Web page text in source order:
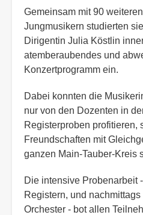
Gemeinsam mit 90
Jungmusikern studierten
Dirigentin Julia Köstlin
atemberaubendes und
Konzertprogramm ein.
Dabei konnten die
nur von den Dozenten in
Registerproben profitieren,
Freundschaften mit
ganzen Main-Tauber-Kreis
Die intensive Probenarbeit
Registern, und
Orchester - bot allen